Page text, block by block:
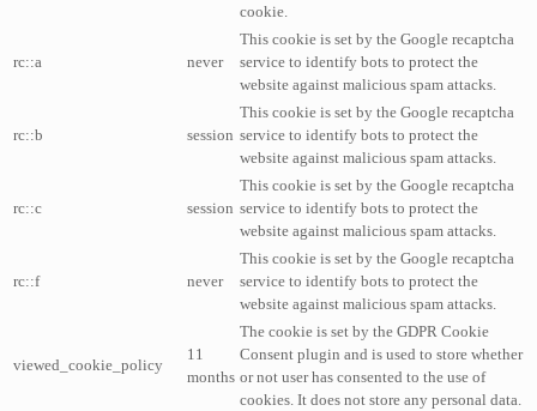
cookie.
rc::a never
This cookie is set by the Google recaptcha
service to identify bots to protect the
website against malicious spam attacks.
rc::b session
This cookie is set by the Google recaptcha
service to identify bots to protect the
website against malicious spam attacks.
rc::c session
This cookie is set by the Google recaptcha
service to identify bots to protect the
website against malicious spam attacks.
rc::f never
This cookie is set by the Google recaptcha
service to identify bots to protect the
website against malicious spam attacks.
viewed_cookie_policy
11
months
The cookie is set by the GDPR Cookie
Consent plugin and is used to store whether
or not user has consented to the use of
cookies. It does not store any personal data.